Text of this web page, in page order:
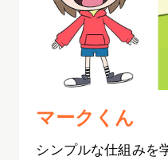
マークくん
シンプルな仕組みを